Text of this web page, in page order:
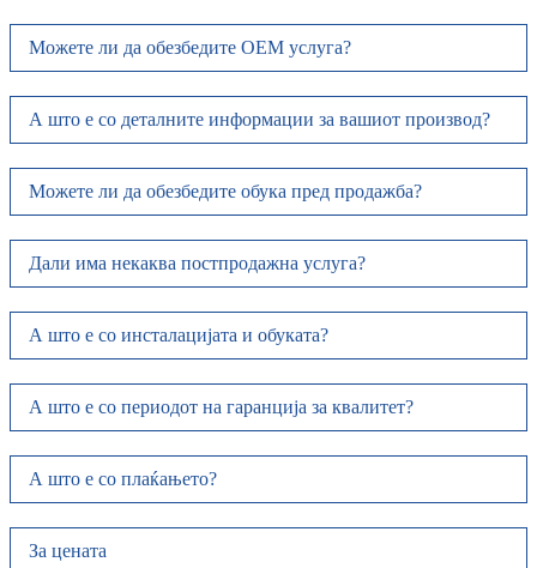
Можете ли да обезбедите OEM услуга?
А што е со деталните информации за вашиот производ?
Можете ли да обезбедите обука пред продажба?
Дали има некаква постпродажна услуга?
А што е со инсталацијата и обуката?
А што е со периодот на гаранција за квалитет?
А што е со плаќањето?
За цената